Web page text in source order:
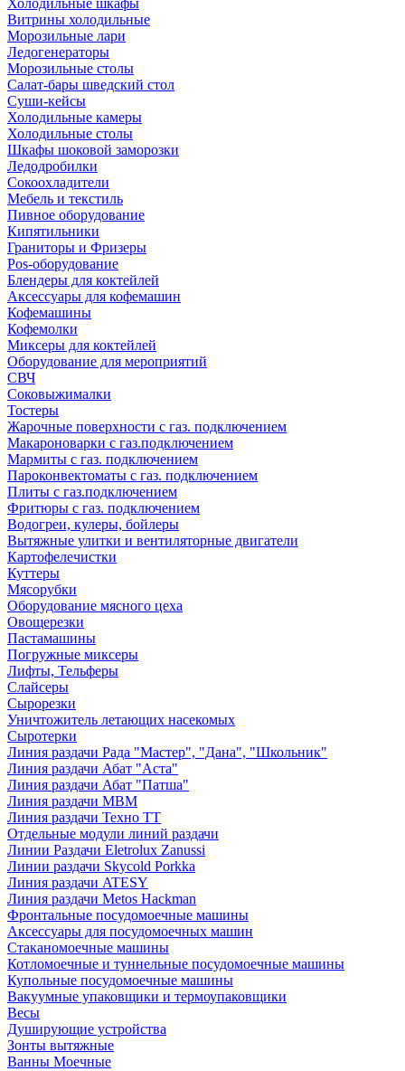
Холодильные шкафы
Витрины холодильные
Морозильные лари
Ледогенераторы
Морозильные столы
Салат-бары шведский стол
Суши-кейсы
Холодильные камеры
Холодильные столы
Шкафы шоковой заморозки
Ледодробилки
Сокоохладители
Мебель и текстиль
Пивное оборудование
Кипятильники
Граниторы и Фризеры
Pos-оборудование
Блендеры для коктейлей
Аксессуары для кофемашин
Кофемашины
Кофемолки
Миксеры для коктейлей
Оборудование для мероприятий
СВЧ
Соковыжималки
Тостеры
Жарочные поверхности с газ. подключением
Макароноварки с газ.подключением
Мармиты с газ. подключением
Пароконвектоматы с газ. подключением
Плиты с газ.подключением
Фритюры с газ. подключением
Водогреи, кулеры, бойлеры
Вытяжные улитки и вентиляторные двигатели
Картофелечистки
Куттеры
Мясорубки
Оборудование мясного цеха
Овощерезки
Пастамашины
Погружные миксеры
Лифты, Тельферы
Слайсеры
Сырорезки
Уничтожитель летающих насекомых
Сыротерки
Линия раздачи Рада "Мастер", "Дана", "Школьник"
Линия раздачи Абат "Аста"
Линия раздачи Абат "Патша"
Линия раздачи МВМ
Линия раздачи Техно ТТ
Отдельные модули линий раздачи
Линии Раздачи Eletrolux Zanussi
Линии раздачи Skycold Porkka
Линия раздачи ATESY
Линия раздачи Metos Hackman
Фронтальные посудомоечные машины
Аксессуары для посудомоечных машин
Стаканомоечные машины
Котломоечные и туннельные посудомоечные машины
Купольные посудомоечные машины
Вакуумные упаковщики и термоупаковщики
Весы
Душирующие устройства
Зонты вытяжные
Ванны Моечные